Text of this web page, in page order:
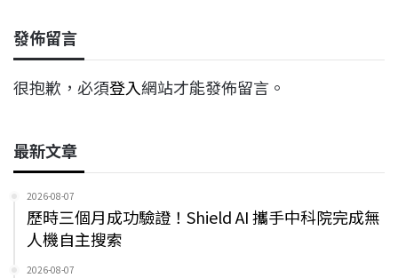
發佈留言
很抱歉，必須登入網站才能發佈留言。
最新文章
2026-08-07
歷時三個月成功驗證！Shield AI 攜手中科院完成無
人機自主搜索
2026-08-07